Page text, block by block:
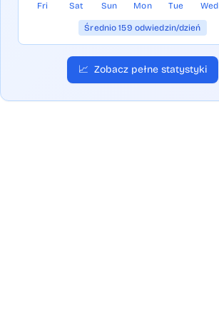
Fri Sat Sun Mon Tue Wed
Średnio 159 odwiedzin/dzień
📈 Zobacz pełne statystyki